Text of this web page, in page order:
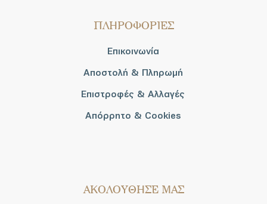
ΠΛΗΡΟΦΟΡΙΕΣ
Επικοινωνία
Αποστολή & Πληρωμή
Επιστροφές & Αλλαγές
Απόρρητο & Cookies
AΚΟΛΟΥΘΗΣΕ ΜΑΣ